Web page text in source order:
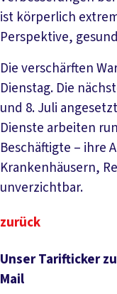
ist körperlich
Perspektive,
Die verschärften
Dienstag. Die
und 8. Juli
Dienste arbeiten
Beschäftigte – ihre
Krankenhäusern,
unverzichtbar.
zurück
Unser Tarifticker
Mail